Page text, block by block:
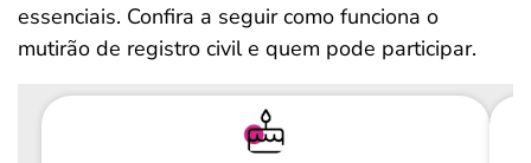
essenciais. Confira a seguir como funciona o
mutirão de registro civil e quem pode participar.